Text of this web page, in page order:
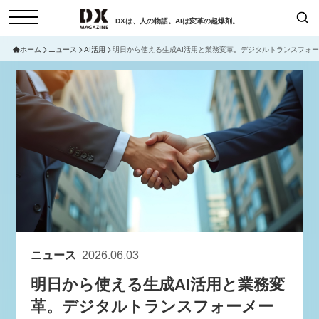
DXは、人の物語。AIは変革の起爆剤。
コラム インタビュー
セミナー
サービスメニュー 日本オムニチャネル協会
トップページ
特集
個人情報保護法について
採用情報
検索
現在開催予定のセミナー
セミナー
非公開: 【8/6開催】AIエージェン
ト時代、日本企業は何から始める
新潮流から学ぶ〜
セミナー
【8/12開催】「イノベーションを
ホーム ニュース AI活用 明日から使える生成AI活用と業務変革。デジタルトランスフォ
ニュース 2026.06.03
明日から使える生成AI活用と業務変
革。デジタルトランスフォーメー